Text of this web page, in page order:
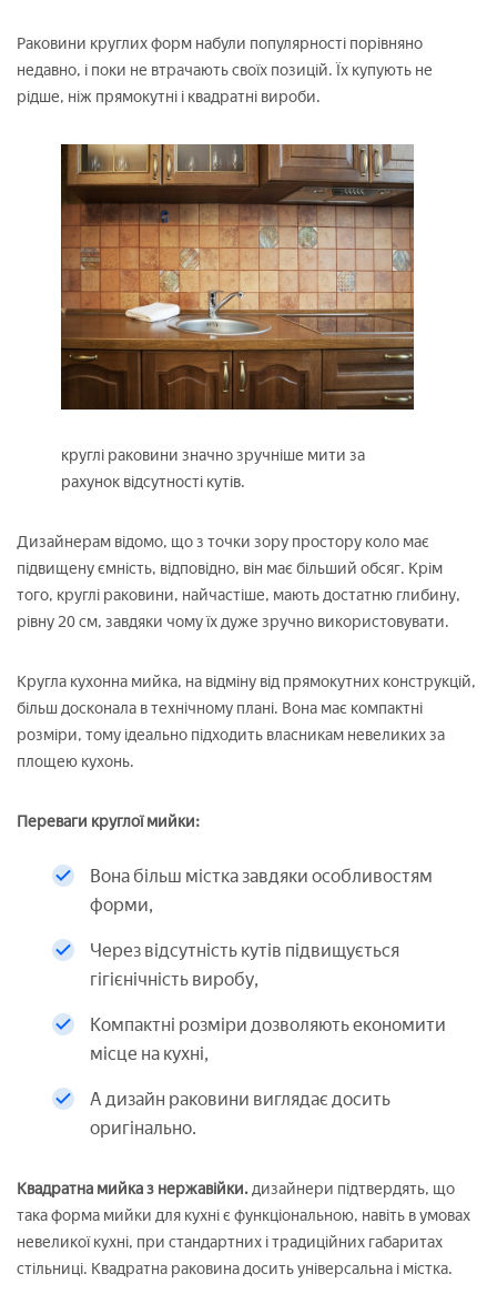
Раковини круглих форм набули популярності порівняно
недавно, і поки не втрачають своїх позицій. Їх купують не
рідше, ніж прямокутні і квадратні вироби.
круглі раковини значно зручніше мити за
рахунок відсутності кутів.
Дизайнерам відомо, що з точки зору простору коло має
підвищену ємність, відповідно, він має більший обсяг. Крім
того, круглі раковини, найчастіше, мають достатню глибину,
рівну 20 см, завдяки чому їх дуже зручно використовувати.
Кругла кухонна мийка, на відміну від прямокутних конструкцій,
більш досконала в технічному плані. Вона має компактні
розміри, тому ідеально підходить власникам невеликих за
площею кухонь.
Переваги круглої мийки:
Вона більш містка завдяки особливостям
форми,
Через відсутність кутів підвищується
гігієнічність виробу,
Компактні розміри дозволяють економити
місце на кухні,
А дизайн раковини виглядає досить
оригінально.
Квадратна мийка з нержавійки.дизайнери підтвердять, що
така форма мийки для кухні є функціональною, навіть в умовах
невеликої кухні, при стандартних і традиційних габаритах
стільниці. Квадратна раковина досить універсальна і містка.